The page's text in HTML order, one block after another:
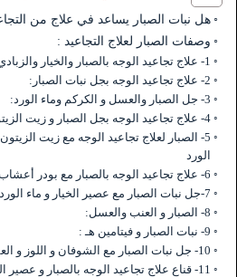
هل نبات الصبار يساعد في علاج من
وصفات الصبار لعلاج التجاعيد :
1- علاج تجاعيد الوجه بالصبار والخيار والزبادي:
2- علاج تجاعيد الوجه بجل نبات الصبار:
3- جل الصبار والعسل و الكركم وماء الورد:
4- علاج تجاعيد الوجه بجل الصبار و زيت الزيتون و سكر بني:
5- الصبار لعلاج تجاعيد الوجه مع زيت
الورد
6- علاج تجاعيد الوجه بالصبار مع بودر أعشاب بحرية:
7-جل نبات الصبار مع عصير الخيار و ماء الورد ومياه معدنيه:
8- الصبار و العنب والعسل:
9- نبات الصبار و فيتامين هـ :
10- جل نبات الصبار مع الشوفان و اللوز و العسل:
11- قناع علاج تجاعيد الوجه بالصبار و عصير الليمون: